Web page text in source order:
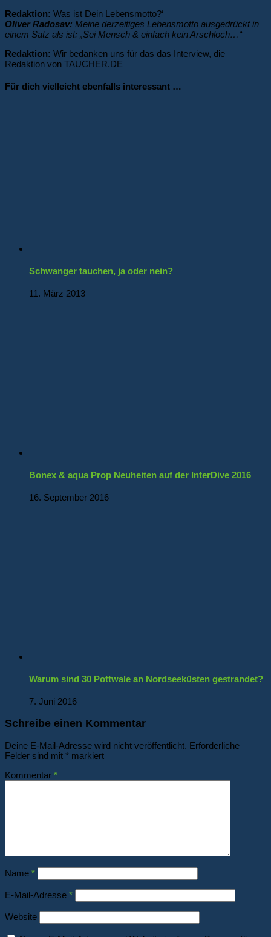
Redaktion: Was ist Dein Lebensmotto?‘
Oliver Radosav: Meine derzeitiges Lebensmotto ausgedrückt in
einem Satz als ist: „Sei Mensch & einfach kein Arschloch…“
Redaktion: Wir bedanken uns für das das Interview, die
Redaktion von TAUCHER.DE
Für dich vielleicht ebenfalls interessant …
Schwanger tauchen, ja oder nein?
11. März 2013
Bonex & aqua Prop Neuheiten auf der InterDive 2016
16. September 2016
Warum sind 30 Pottwale an Nordseeküsten gestrandet?
7. Juni 2016
Schreibe einen Kommentar
Deine E-Mail-Adresse wird nicht veröffentlicht. Erforderliche
Felder sind mit * markiert
Kommentar *
Name *
E-Mail-Adresse *
Website